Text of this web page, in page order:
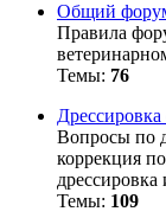
Общий
Правила
Темы: 76
Дрессировка
Вопросы по
коррекция
дрессировка
Темы: 109